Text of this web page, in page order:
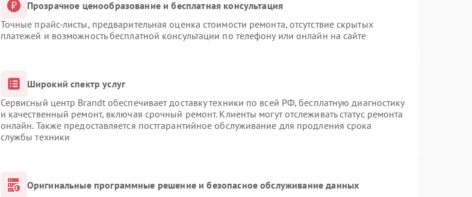
Прозрачное ценообразование и бесплатная консультация
Точные прайс-листы, предварительная оценка стоимости ремонта, отсутствие скрытых
платежей и возможность бесплатной консультации по телефону или онлайн на сайте
Широкий спектр услуг
Сервисный центр Brandt обеспечивает доставку техники по всей РФ, бесплатную диагностику
и качественный ремонт, включая срочный ремонт. Клиенты могут отслеживать статус ремонта
онлайн. Также предоставляется постгарантийное обслуживание для продления срока
службы техники
Оригинальные программные решение и безопасное обслуживание данных